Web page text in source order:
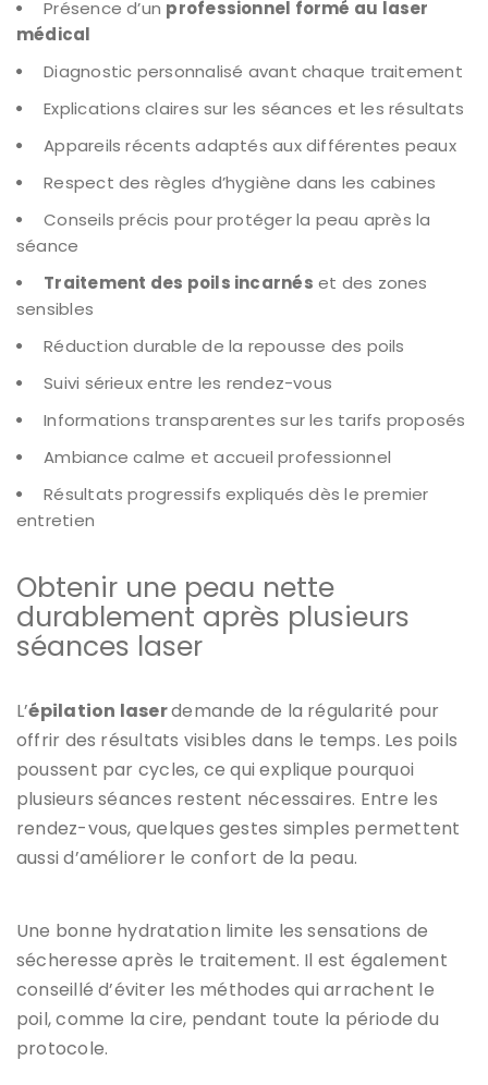
Présence d’un professionnel formé au laser
médical
Diagnostic personnalisé avant chaque traitement
Explications claires sur les séances et les résultats
Appareils récents adaptés aux différentes peaux
Respect des règles d’hygiène dans les cabines
Conseils précis pour protéger la peau après la
séance
Traitement des poils incarnés et des zones
sensibles
Réduction durable de la repousse des poils
Suivi sérieux entre les rendez-vous
Informations transparentes sur les tarifs proposés
Ambiance calme et accueil professionnel
Résultats progressifs expliqués dès le premier
entretien
Obtenir une peau nette
durablement après plusieurs
séances laser
L’épilation laserdemande de la régularité pour
offrir des résultats visibles dans le temps. Les poils
poussent par cycles, ce qui explique pourquoi
plusieurs séances restent nécessaires. Entre les
rendez-vous, quelques gestes simples permettent
aussi d’améliorer le confort de la peau.
Une bonne hydratation limite les sensations de
sécheresse après le traitement. Il est également
conseillé d’éviter les méthodes qui arrachent le
poil, comme la cire, pendant toute la période du
protocole.